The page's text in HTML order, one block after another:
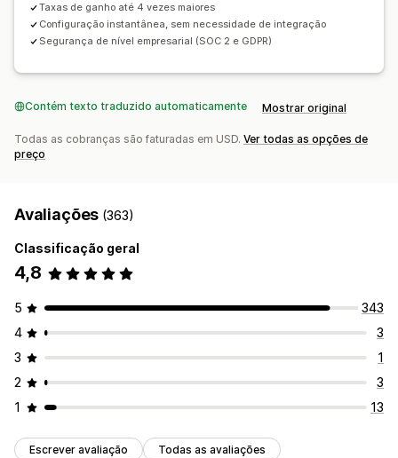
Taxas de ganho até 4 vezes maiores
Configuração instantânea, sem necessidade de integração
Segurança de nível empresarial (SOC 2 e GDPR)
Contém texto traduzido automaticamente Mostrar original
Todas as cobranças são faturadas em USD. Ver todas as opções de
preço
Avaliações (363)
Classificação geral
4,8
5
343
4
3
3
1
2
3
1
13
Escrever avaliação Todas as avaliações